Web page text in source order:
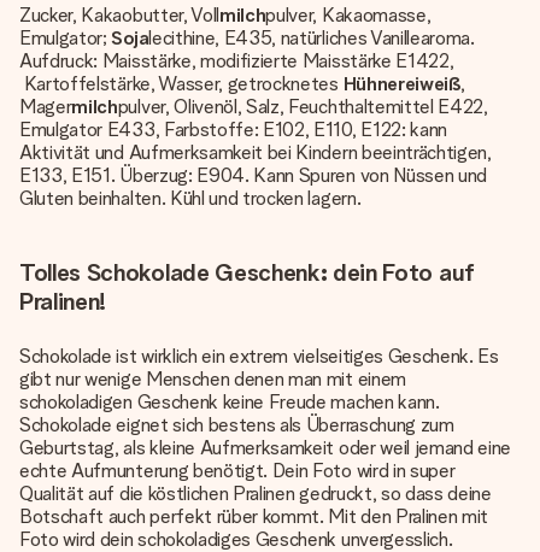
Zucker, Kakaobutter, Vollmilchpulver, Kakaomasse,
Emulgator;Sojalecithine, E435, natürliches Vanillearoma.
Aufdruck: Maisstärke, modifizierte Maisstärke E1422,
Kartoffelstärke, Wasser, getrocknetes Hühnereiweiß,
Magermilchpulver, Olivenöl, Salz, Feuchthaltemittel E422,
Emulgator E433, Farbstoffe: E102, E110, E122: kann
Aktivität und Aufmerksamkeit bei Kindern beeinträchtigen,
E133, E151. Überzug: E904. Kann Spuren von Nüssen und
Gluten beinhalten. Kühl und trocken lagern.
Tolles Schokolade Geschenk: dein Foto auf
Pralinen!
Schokolade ist wirklich ein extrem vielseitiges Geschenk. Es
gibt nur wenige Menschen denen man mit einem
schokoladigen Geschenk keine Freude machen kann.
Schokolade eignet sich bestens als Überraschung zum
Geburtstag, als kleine Aufmerksamkeit oder weil jemand eine
echte Aufmunterung benötigt. Dein Foto wird in super
Qualität auf die köstlichen Pralinen gedruckt, so dass deine
Botschaft auch perfekt rüber kommt. Mit den Pralinen mit
Foto wird dein schokoladiges Geschenk unvergesslich.